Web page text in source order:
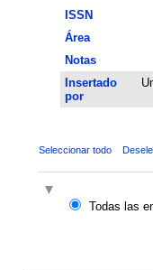
ISSN
Área
Notas
Insertado
por
Seleccionar todo
Todas las